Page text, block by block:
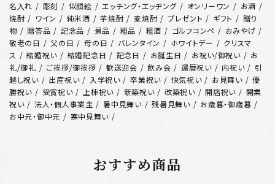
名入れ 彫刻 似顔絵 エッチング・エッヂング オンリーワン
お酒
焼酎
ワイン 純米酒 芋焼酎 麦焼酎 プレゼント ギフト
贈り
物
贈答品 記念品 景品 粗品 粗酒 ゴルフコンペ
おみやげ
敬老の日
父の日 母の日 バレンタイン ホワイトデー
クリスマ
ス
結婚祝い 結婚記念日 記念日 お誕生日 お祝い/御祝い
お
礼/御礼
ご挨拶/御挨拶 歓送迎会 飲み会 還暦祝い 内祝い
引
越し祝い
出産祝い 入学祝い 卒業祝い 快気祝い お見舞い
優
勝祝い
受賞祝い 上棟祝い 新築祝い 改築祝い 開店祝い
開業
祝い
法人・個人事業主 暑中見舞い 残暑見舞い
お歳暮・御歳暮
お中元・御中元
寒中見舞い
おすすめ商品